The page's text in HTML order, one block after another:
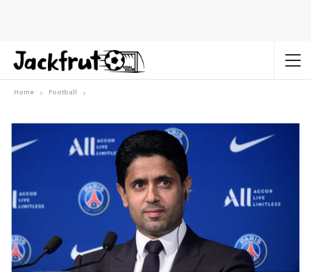
Home Football